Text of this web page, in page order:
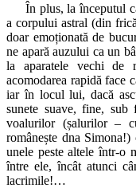
În plus, la începutul
a corpului astral (din
doar emoționată de
ne apară auzului ca un
la aparatele vechi de
acomodarea rapidă face
iar în locul lui, dacă
sunete suave, fine,
voalurilor (șalurilor –
românește dna
unele peste altele într-o
între ele, încât atunci
lacrimile!…